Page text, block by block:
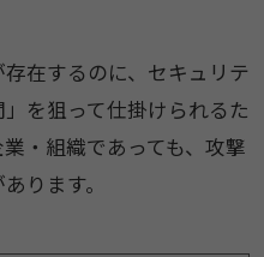
在するのに、セキュリテ
を狙って仕掛けられるた
・組織であっても、攻撃
ります。​